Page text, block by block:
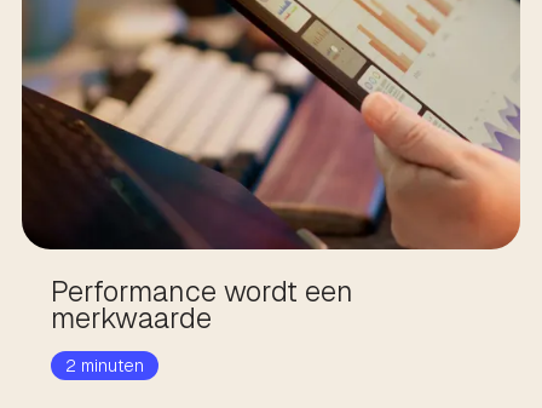
Performance wordt een
merkwaarde
2 minuten